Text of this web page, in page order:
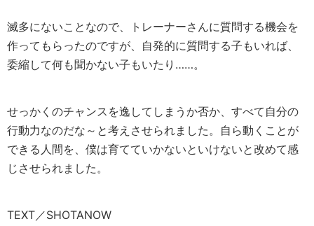
滅多にないことなので、トレーナーさんに質問する機会を
作ってもらったのですが、自発的に質問する子もいれば、
委縮して何も聞かない子もいたり……。
せっかくのチャンスを逸してしまうか否か、すべて自分の
行動力なのだな～と考えさせられました。自ら動くことが
できる人間を、僕は育てていかないといけないと改めて感
じさせられました。
TEXT／SHOTANOW